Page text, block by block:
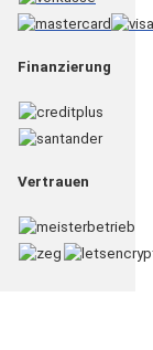
Finanzierung
Vertrauen